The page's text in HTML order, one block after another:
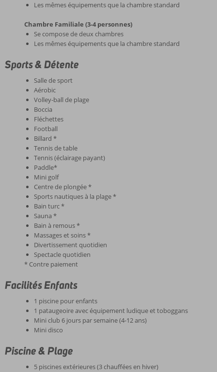
Les mêmes équipements que la chambre standard
Chambre Familiale (3-4 personnes)
Se compose de deux chambres
Les mêmes équipements que la chambre standard
Sports & Détente
Salle de sport
Aérobic
Volley-ball de plage
Boccia
Fléchettes
Football
Billard *
Tennis de table
Tennis (éclairage payant)
Paddle*
Mini golf
Centre de plongée *
Sports nautiques à la plage *
Bain turc *
Sauna *
Bain à remous *
Massages et soins *
Divertissement quotidien
Spectacle quotidien
* Contre paiement
Facilités Enfants
1 piscine pour enfants
1 pataugeoire avec équipement ludique et toboggans
Mini club 6 jours par semaine (4-12 ans)
Mini disco
Piscine & Plage
5 piscines extérieures (3 chauffées en hiver)